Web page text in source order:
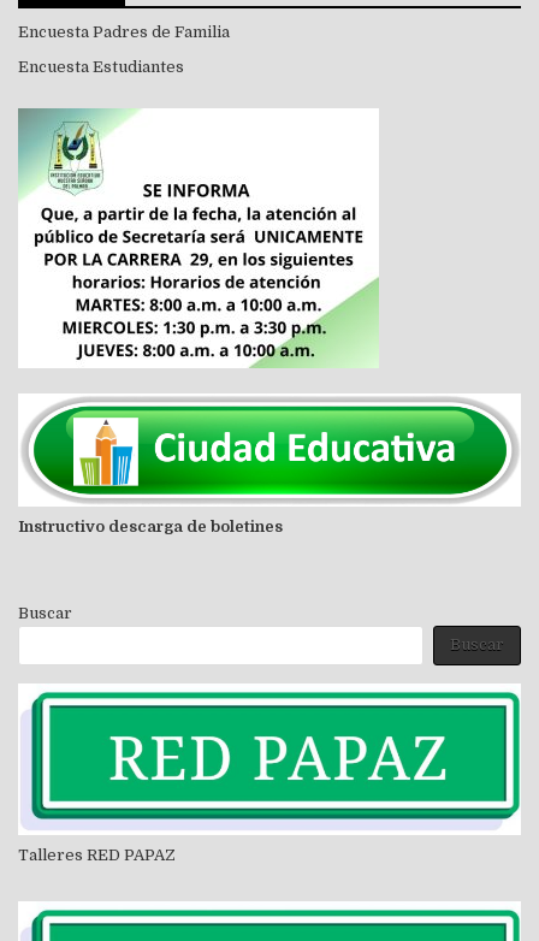
Encuesta Padres de Familia
Encuesta Estudiantes
Instructivo descarga de boletines
Buscar
Buscar
Talleres RED PAPAZ